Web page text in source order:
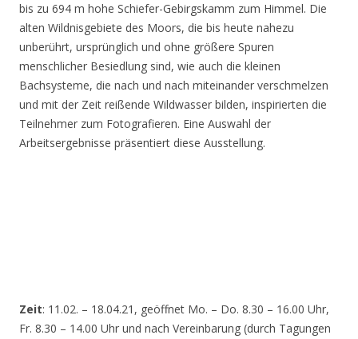
bis zu 694 m hohe Schiefer-Gebirgskamm zum Himmel. Die
alten Wildnisgebiete des Moors, die bis heute nahezu
unberührt, ursprünglich und ohne größere Spuren
menschlicher Besiedlung sind, wie auch die kleinen
Bachsysteme, die nach und nach miteinander verschmelzen
und mit der Zeit reißende Wildwasser bilden, inspirierten die
Teilnehmer zum Fotografieren. Eine Auswahl der
Arbeitsergebnisse präsentiert diese Ausstellung.
Zeit: 11.02. – 18.04.21, geöffnet Mo. – Do. 8.30 – 16.00 Uhr,
Fr. 8.30 – 14.00 Uhr und nach Vereinbarung (durch Tagungen